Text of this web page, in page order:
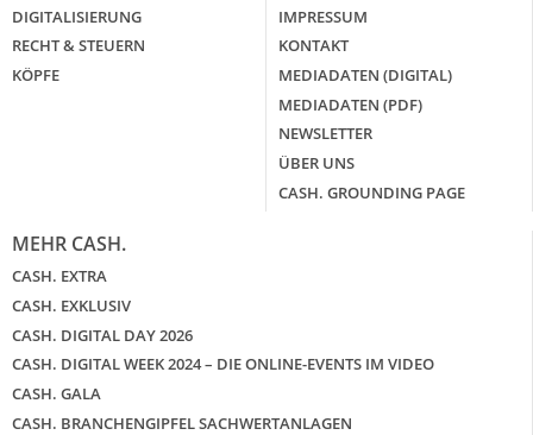
DIGITALISIERUNG
RECHT & STEUERN
KÖPFE
IMPRESSUM
KONTAKT
MEDIADATEN (DIGITAL)
MEDIADATEN (PDF)
NEWSLETTER
ÜBER UNS
CASH. GROUNDING PAGE
MEHR CASH.
CASH. EXTRA
CASH. EXKLUSIV
CASH. DIGITAL DAY 2026
CASH. DIGITAL WEEK 2024 – DIE ONLINE-EVENTS IM VIDEO
CASH. GALA
CASH. BRANCHENGIPFEL SACHWERTANLAGEN